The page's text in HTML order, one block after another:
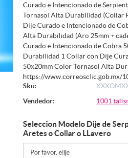
Curado e Intencionado de
Tornasol Alta Durabilidad (Collar
Dije Curado e Intencionado de
Alta Durabilidad (Aro 25mm +
Curado e Intencionado de Cobra
Durabilidad 1 Collar con Dije
50x20mm Color Tornasol Alta
https://www.correosclic.gob.mx/
Sku:
Vendedor:
1001
Seleccion Modelo Dije de
Aretes o Collar o LLavero